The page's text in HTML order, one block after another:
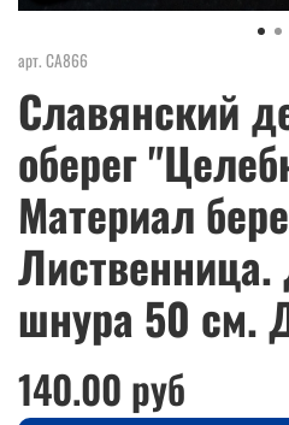
арт. СА866
Славянский
оберег
Материал
шнура 50 см.
140.00 руб